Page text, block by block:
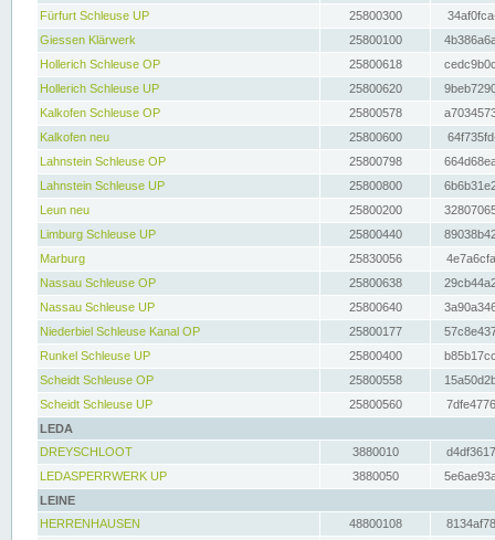
Fürfurt Schleuse UP
25800300
Giessen Klärwerk
25800100
Hollerich Schleuse OP
25800618
Hollerich Schleuse UP
25800620
Kalkofen Schleuse OP
25800578
Kalkofen neu
25800600
Lahnstein Schleuse OP
25800798
Lahnstein Schleuse UP
25800800
Leun neu
25800200
Limburg Schleuse UP
25800440
Marburg
25830056
Nassau Schleuse OP
25800638
Nassau Schleuse UP
25800640
Niederbiel Schleuse Kanal OP
25800177
Runkel Schleuse UP
25800400
Scheidt Schleuse OP
25800558
Scheidt Schleuse UP
25800560
LEDA
DREYSCHLOOT
3880010
LEDASPERRWERK UP
3880050
LEINE
HERRENHAUSEN
48800108